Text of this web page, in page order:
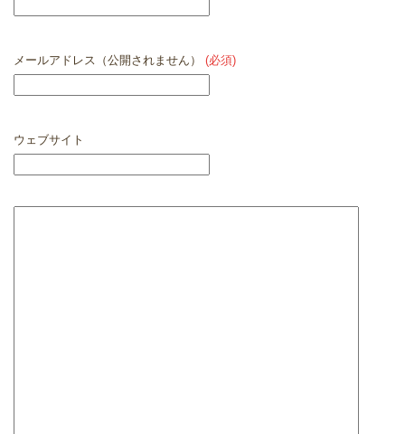
メールアドレス（公開されません） (必須)
ウェブサイト